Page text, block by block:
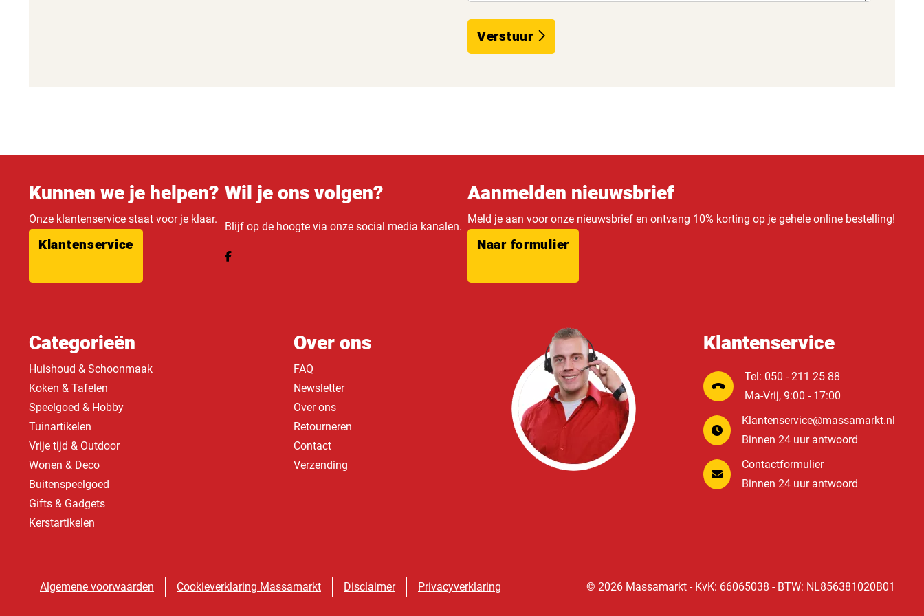
Verstuur
Kunnen we je helpen?
Onze klantenservice staat voor je klaar.
Klantenservice
Wil je ons volgen?
Blijf op de hoogte via onze social media kanalen.
Aanmelden nieuwsbrief
Meld je aan voor onze nieuwsbrief en ontvang 10% korting op je gehele online bestelling!
Naar formulier
Categorieën
Huishoud & Schoonmaak
Koken & Tafelen
Speelgoed & Hobby
Tuinartikelen
Vrije tijd & Outdoor
Wonen & Deco
Buitenspeelgoed
Gifts & Gadgets
Kerstartikelen
Over ons
FAQ
Newsletter
Over ons
Retourneren
Contact
Verzending
Klantenservice
Tel: 050 - 211 25 88
Ma-Vrij, 9:00 - 17:00
Klantenservice@massamarkt.nl
Binnen 24 uur antwoord
Contactformulier
Binnen 24 uur antwoord
Algemene voorwaarden Cookieverklaring Massamarkt Disclaimer Privacyverklaring © 2026 Massamarkt - KvK: 66065038 - BTW: NL856381020B01